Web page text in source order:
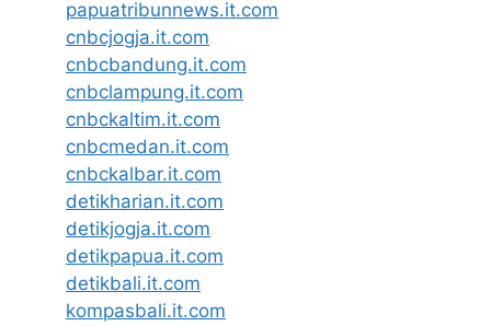
papuatribunnews.it.com
cnbcjogja.it.com
cnbcbandung.it.com
cnbclampung.it.com
cnbckaltim.it.com
cnbcmedan.it.com
cnbckalbar.it.com
detikharian.it.com
detikjogja.it.com
detikpapua.it.com
detikbali.it.com
kompasbali.it.com